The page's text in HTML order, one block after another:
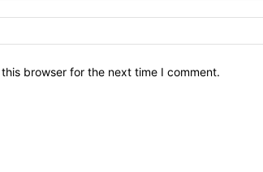
browser for the next time I comment.